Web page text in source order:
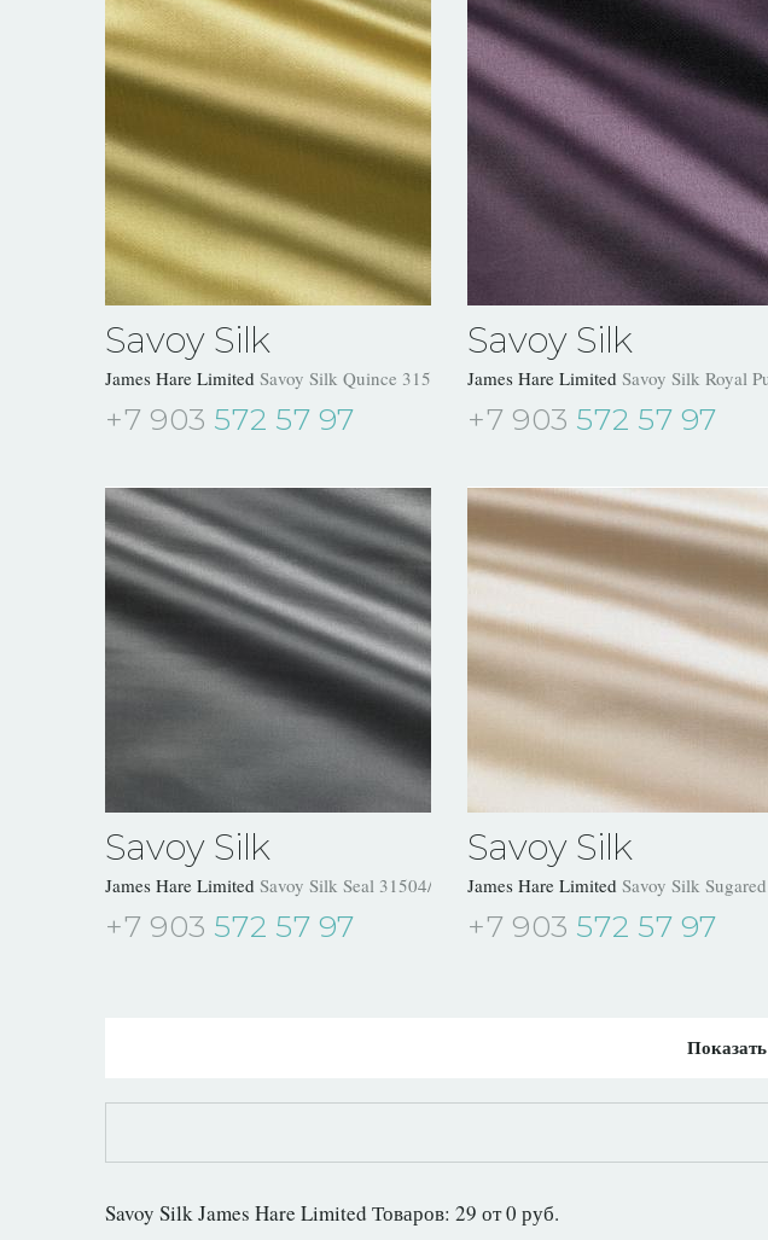
Savoy Silk
James Hare Limited Savoy Silk Quince 31504/21
+7 903 572 57 97
Savoy Silk
James Hare Limited Savoy Silk Royal
+7 903 572 57 97
Savoy Silk
James Hare Limited Savoy Silk Seal 31504/29
+7 903 572 57 97
Savoy Silk
James Hare Limited Savoy Silk
+7 903 572 57 97
Savoy Silk James Hare Limited Товаров: 29 от 0 руб.